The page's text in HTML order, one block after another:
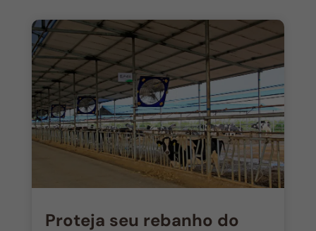
Proteja seu rebanho do